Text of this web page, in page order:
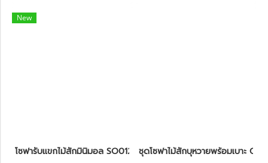
New
โซฟารับแขกไม้สักมินิมอล SO012 ชุดโซฟาไม้สักบุหวายพร้อมเบาะ